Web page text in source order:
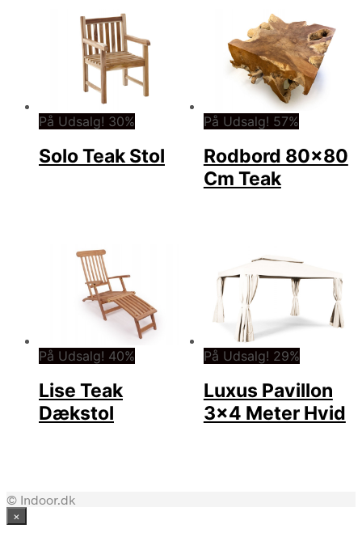
På Udsalg! 30%
Solo Teak Stol
På Udsalg! 57%
Rodbord 80×80
Cm Teak
På Udsalg! 40%
Lise Teak
Dækstol
På Udsalg! 29%
Luxus Pavillon
3×4 Meter Hvid
© Indoor.dk
×